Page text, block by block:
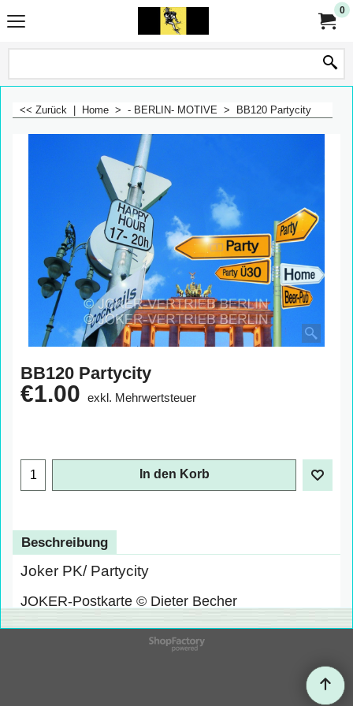
0
<< Zurück Home > - BERLIN- MOTIVE > BB120 Partycity
BB120 Partycity
€1.00 exkl. Mehrwertsteuer
In den Korb
Beschreibung
Joker PK/ Partycity
JOKER-Postkarte © Dieter Becher
WebShop erstellt mit
ShopFactory Shop